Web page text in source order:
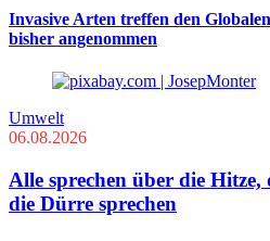
Invasive Arten treffen den
bisher angenommen
Umwelt
06.08.2026
Alle sprechen über die
die Dürre sprechen